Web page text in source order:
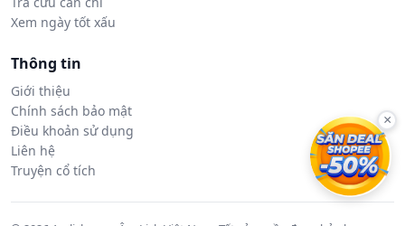
Xem ngày tốt xấu
Thông tin
Giới thiệu
Chính sách bảo mật
Điều khoản sử dụng
Liên hệ
Truyện cổ tích
×